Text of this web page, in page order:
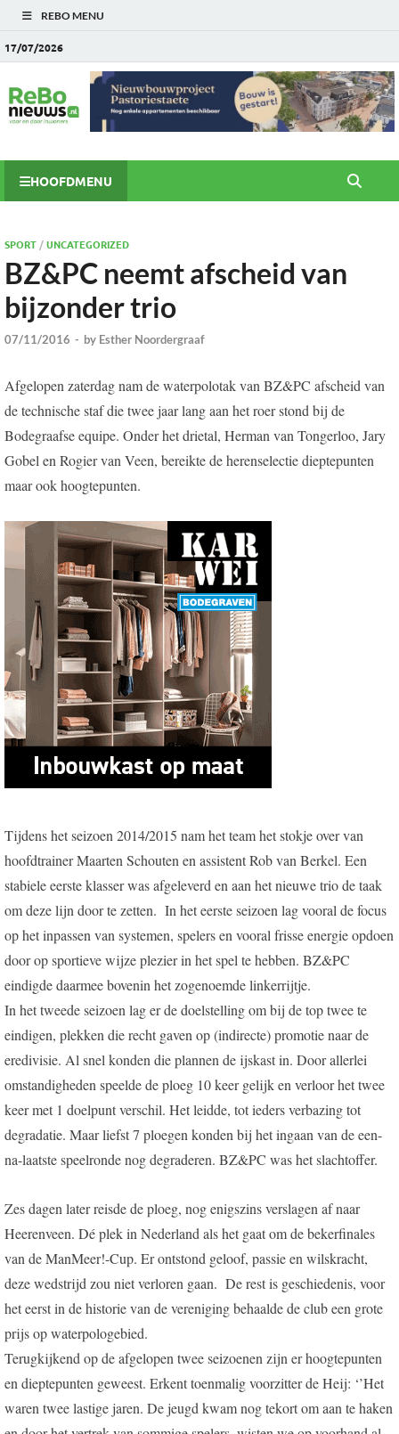
REBO MENU
17/07/2026
HOOFDMENU
SPORT/UNCATEGORIZED
BZ&PC neemt afscheid van
bijzonder trio
07/11/2016 - by Esther Noordergraaf
Afgelopen zaterdag nam de waterpolotak van BZ&PC afscheid van
de technische staf die twee jaar lang aan het roer stond bij de
Bodegraafse equipe. Onder het drietal, Herman van Tongerloo, Jary
Gobel en Rogier van Veen, bereikte de herenselectie dieptepunten
maar ook hoogtepunten.
Tijdens het seizoen 2014/2015 nam het team het stokje over van
hoofdtrainer Maarten Schouten en assistent Rob van Berkel. Een
stabiele eerste klasser was afgeleverd en aan het nieuwe trio de taak
om deze lijn door te zetten. In het eerste seizoen lag vooral de focus
op het inpassen van systemen, spelers en vooral frisse energie opdoen
door op sportieve wijze plezier in het spel te hebben. BZ&PC
eindigde daarmee bovenin het zogenoemde linkerrijtje.
In het tweede seizoen lag er de doelstelling om bij de top twee te
eindigen, plekken die recht gaven op (indirecte) promotie naar de
eredivisie. Al snel konden die plannen de ijskast in. Door allerlei
omstandigheden speelde de ploeg 10 keer gelijk en verloor het twee
keer met 1 doelpunt verschil. Het leidde, tot ieders verbazing tot
degradatie. Maar liefst 7 ploegen konden bij het ingaan van de een-
na-laatste speelronde nog degraderen. BZ&PC was het slachtoffer.
Zes dagen later reisde de ploeg, nog enigszins verslagen af naar
Heerenveen. Dé plek in Nederland als het gaat om de bekerfinales
van de ManMeer!-Cup. Er ontstond geloof, passie en wilskracht,
deze wedstrijd zou niet verloren gaan. De rest is geschiedenis, voor
het eerst in de historie van de vereniging behaalde de club een grote
prijs op waterpologebied.
Terugkijkend op de afgelopen twee seizoenen zijn er hoogtepunten
en dieptepunten geweest. Erkent toenmalig voorzitter de Heij: ‘’Het
waren twee lastige jaren. De jeugd kwam nog tekort om aan te haken